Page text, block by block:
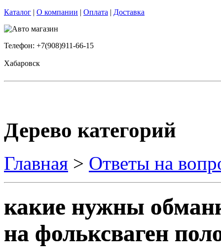
Каталог | О компании | Оплата | Доставка
Телефон: +7(908)911-66-15
Хабаровск
Дерево категорий
Главная > Ответы на
какие нужны
на фольксваген